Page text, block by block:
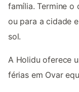
família. Termine o
ou para a cidade
sol.
A Holidu oferece
férias em Ovar